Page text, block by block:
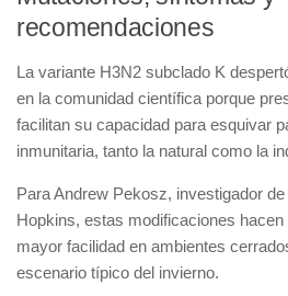
recomendaciones
La variante H3N2 subclado K
en la comunidad científica porque
facilitan su capacidad para esquivar
inmunitaria, tanto la natural como la
Para Andrew Pekosz, investigador
Hopkins, estas modificaciones
mayor facilidad en ambientes
escenario típico del invierno.